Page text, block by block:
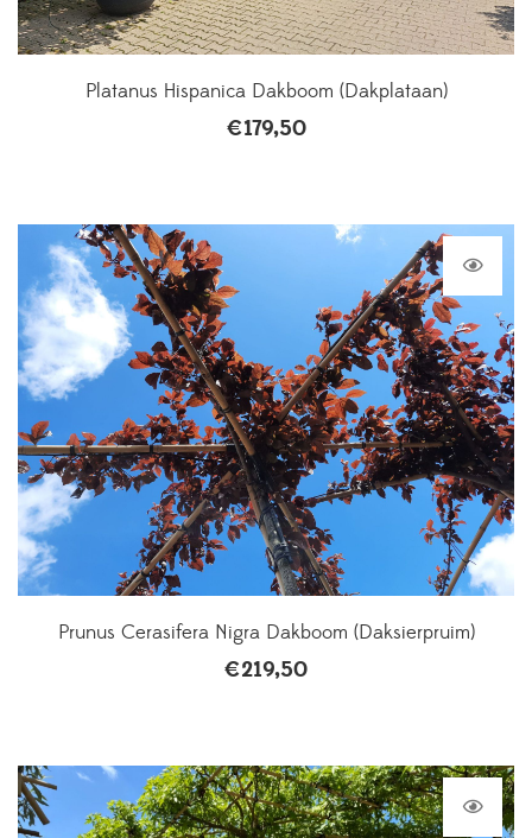
Platanus Hispanica Dakboom (Dakplataan)
€179,50
Prunus Cerasifera Nigra Dakboom (Daksierpruim)
€219,50